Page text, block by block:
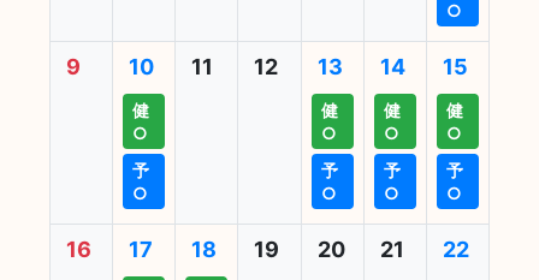
○
9 10
健
○
予
○
11 12 13
健
○
予
○
14
健
○
予
○
15
健
○
予
○
16 17 18 19 20 21 22